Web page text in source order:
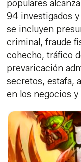
populares
94 investigados
se incluyen
criminal, fraude
cohecho, tráfico
prevaricación
secretos, estafa,
en los negocios